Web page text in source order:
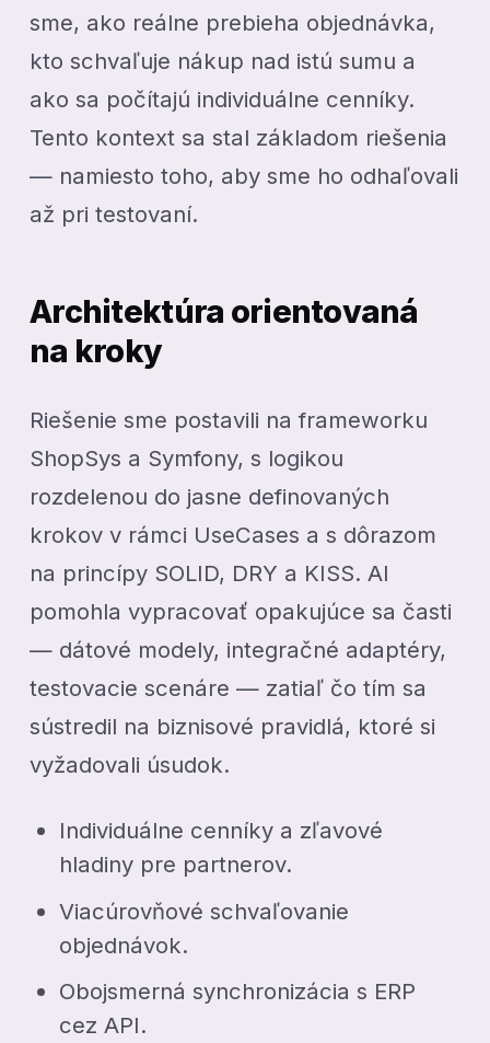
sme, ako reálne prebieha objednávka,
kto schvaľuje nákup nad istú sumu a
ako sa počítajú individuálne cenníky.
Tento kontext sa stal základom riešenia
— namiesto toho, aby sme ho odhaľovali
až pri testovaní.
Architektúra orientovaná
na kroky
Riešenie sme postavili na frameworku
ShopSys a Symfony, s logikou
rozdelenou do jasne definovaných
krokov v rámci UseCases a s dôrazom
na princípy SOLID, DRY a KISS. AI
pomohla vypracovať opakujúce sa časti
— dátové modely, integračné adaptéry,
testovacie scenáre — zatiaľ čo tím sa
sústredil na biznisové pravidlá, ktoré si
vyžadovali úsudok.
Individuálne cenníky a zľavové
hladiny pre partnerov.
Viacúrovňové schvaľovanie
objednávok.
Obojsmerná synchronizácia s ERP
cez API.